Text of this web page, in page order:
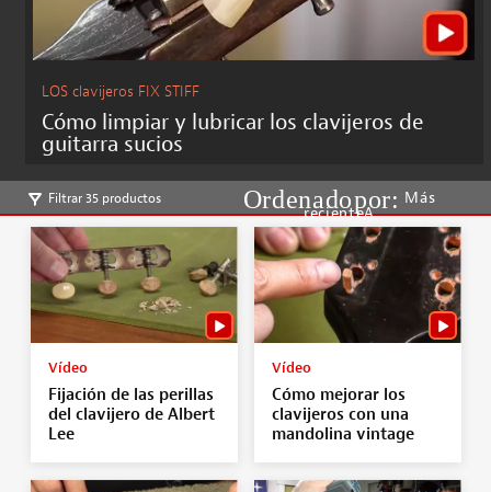
LOS clavijeros FIX STIFF
Cómo limpiar y lubricar los clavijeros de
guitarra sucios
Filtrar 35 productos
Más
recienteA
Vídeo
Fijación de las perillas
del clavijero de Albert
Lee
Vídeo
Cómo mejorar los
clavijeros con una
mandolina vintage